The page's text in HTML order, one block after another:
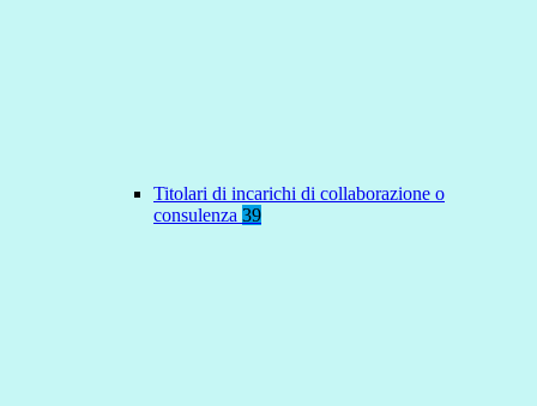
Titolari di incarichi di collaborazione o
consulenza 39